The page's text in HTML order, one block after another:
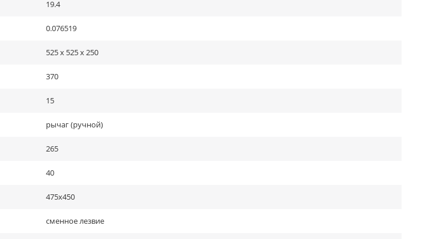
19.4
0.076519
525 x 525 x 250
370
15
рычаг (ручной)
265
40
475х450
сменное лезвие